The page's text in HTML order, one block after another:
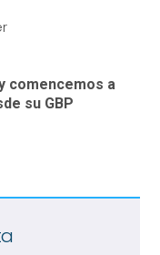
comencemos a
su GBP